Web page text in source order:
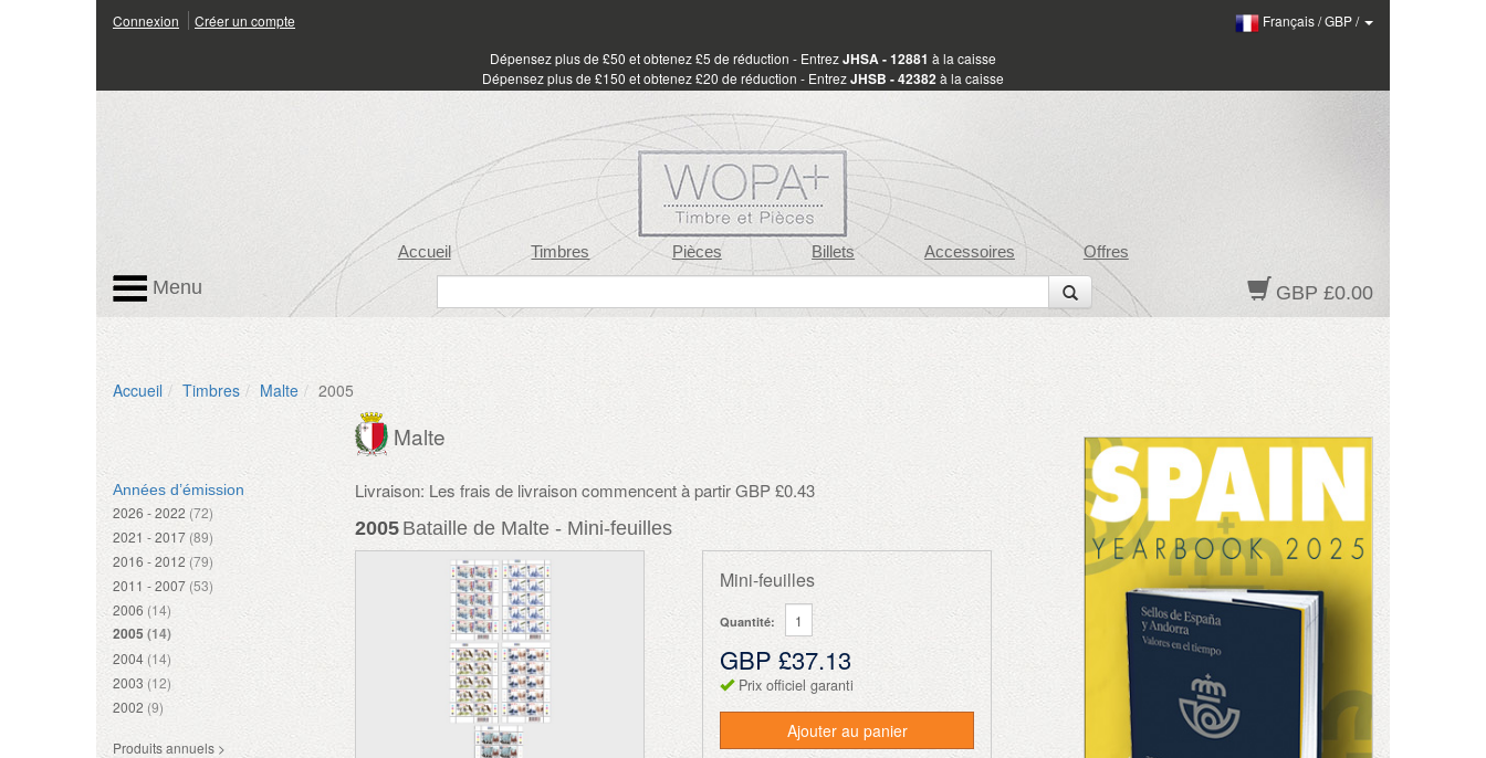
Connexion Créer un compte Français/GBP/
Dépensez plus de £50 et obtenez £5 de réduction - EntrezJHSA - 12881 à la caisse
Dépensez plus de £150 et obtenez £20 de réduction - EntrezJHSB - 42382à la caisse
Accueil Timbres Pièces Billets Accessoires Offres
GBP £0.00
Menu
Accueil Timbres Malte 2005
Années d’émission
2026 - 2022 (72)
2021 - 2017 (89)
2016 - 2012 (79)
2011 - 2007 (53)
2006 (14)
2005 (14)
2004 (14)
2003 (12)
2002 (9)
Produits annuels >
Malte
Livraison: Les frais de livraison commencent à partir GBP £0.43
2005 Bataille de Malte - Mini-feuilles
Mini-feuilles
Quantité:
GBP £37.13
Prix officiel garanti
Ajouter au panier